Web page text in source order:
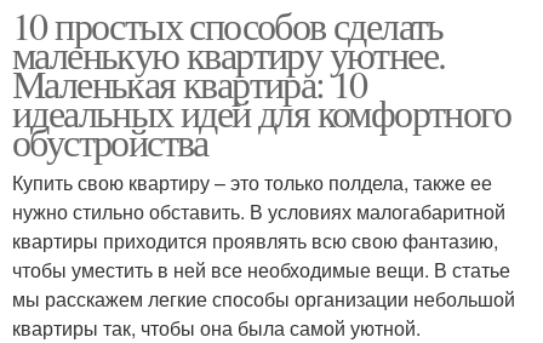
10 простых способов сделать
маленькую квартиру уютнее.
Маленькая квартира: 10
идеальных идей для комфортного
обустройства
Купить свою квартиру – это только полдела, также ее
нужно стильно обставить. В условиях малогабаритной
квартиры приходится проявлять всю свою фантазию,
чтобы уместить в ней все необходимые вещи. В статье
мы расскажем легкие способы организации небольшой
квартиры так, чтобы она была самой уютной.